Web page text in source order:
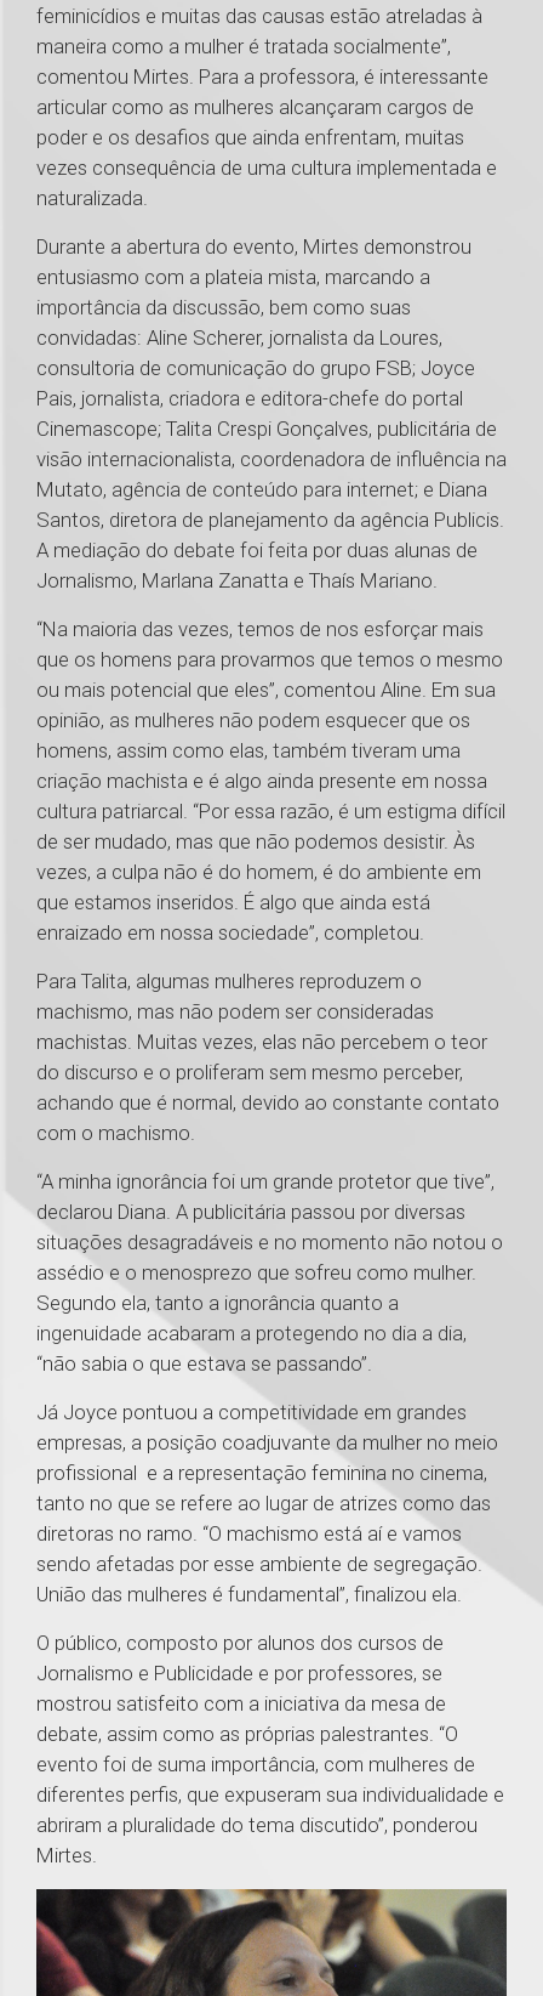
feminicídios e muitas das causas estão atreladas à
maneira como a mulher é tratada socialmente”,
comentou Mirtes. Para a professora, é interessante
articular como as mulheres alcançaram cargos de
poder e os desafios que ainda enfrentam, muitas
vezes consequência de uma cultura implementada e
naturalizada.
Durante a abertura do evento, Mirtes demonstrou
entusiasmo com a plateia mista, marcando a
importância da discussão, bem como suas
convidadas: Aline Scherer, jornalista da Loures,
consultoria de comunicação do grupo FSB; Joyce
Pais, jornalista, criadora e editora-chefe do portal
Cinemascope; Talita Crespi Gonçalves, publicitária de
visão internacionalista, coordenadora de influência na
Mutato, agência de conteúdo para internet; e Diana
Santos, diretora de planejamento da agência Publicis.
A mediação do debate foi feita por duas alunas de
Jornalismo, Marlana Zanatta e Thaís Mariano.
“Na maioria das vezes, temos de nos esforçar mais
que os homens para provarmos que temos o mesmo
ou mais potencial que eles”, comentou Aline. Em sua
opinião, as mulheres não podem esquecer que os
homens, assim como elas, também tiveram uma
criação machista e é algo ainda presente em nossa
cultura patriarcal. “Por essa razão, é um estigma difícil
de ser mudado, mas que não podemos desistir. Às
vezes, a culpa não é do homem, é do ambiente em
que estamos inseridos. É algo que ainda está
enraizado em nossa sociedade”, completou.
Para Talita, algumas mulheres reproduzem o
machismo, mas não podem ser consideradas
machistas. Muitas vezes, elas não percebem o teor
do discurso e o proliferam sem mesmo perceber,
achando que é normal, devido ao constante contato
com o machismo.
“A minha ignorância foi um grande protetor que tive”,
declarou Diana. A publicitária passou por diversas
situações desagradáveis e no momento não notou o
assédio e o menosprezo que sofreu como mulher.
Segundo ela, tanto a ignorância quanto a
ingenuidade acabaram a protegendo no dia a dia,
“não sabia o que estava se passando”.
Já Joyce pontuou a competitividade em grandes
empresas, a posição coadjuvante da mulher no meio
profissional e a representação feminina no cinema,
tanto no que se refere ao lugar de atrizes como das
diretoras no ramo. “O machismo está aí e vamos
sendo afetadas por esse ambiente de segregação.
União das mulheres é fundamental”, finalizou ela.
O público, composto por alunos dos cursos de
Jornalismo e Publicidade e por professores, se
mostrou satisfeito com a iniciativa da mesa de
debate, assim como as próprias palestrantes. “O
evento foi de suma importância, com mulheres de
diferentes perfis, que expuseram sua individualidade e
abriram a pluralidade do tema discutido”, ponderou
Mirtes.